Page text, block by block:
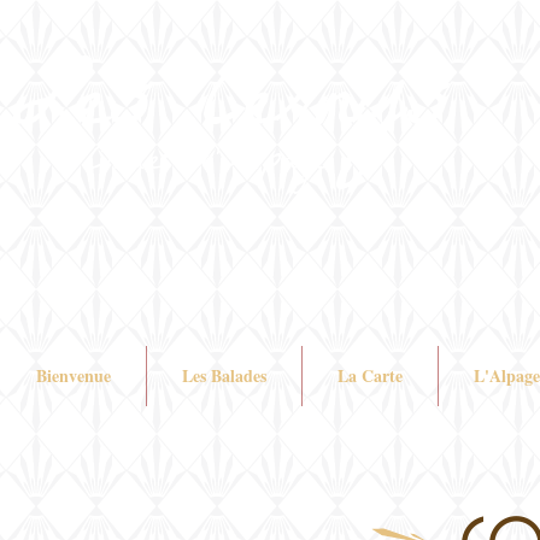
Bienvenue Les Balades La Carte L'Alpage